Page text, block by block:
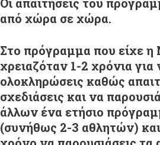
από χώρα σε χώρα.
Στο πρόγραμμα που είχε η
χρειαζόταν 1-2 χρόνια
ολοκληρώσεις καθώς
σχεδιάσεις και να
άλλων ένα ετήσιο
(συνήθως 2-3 αθλητών)